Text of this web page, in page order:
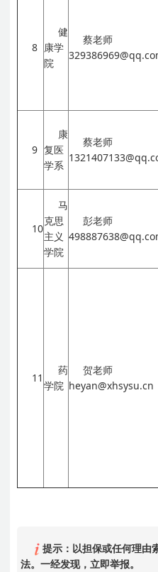
8
健
康学
院
蔡老师
9
康
复医
学系
蔡老师
10
马
克思
主义
学院
彭老师
11
药
学院
贺老师
heyan@xhsysu.cn
提示：以担保或任何理由
法。一经发现，立即举报。